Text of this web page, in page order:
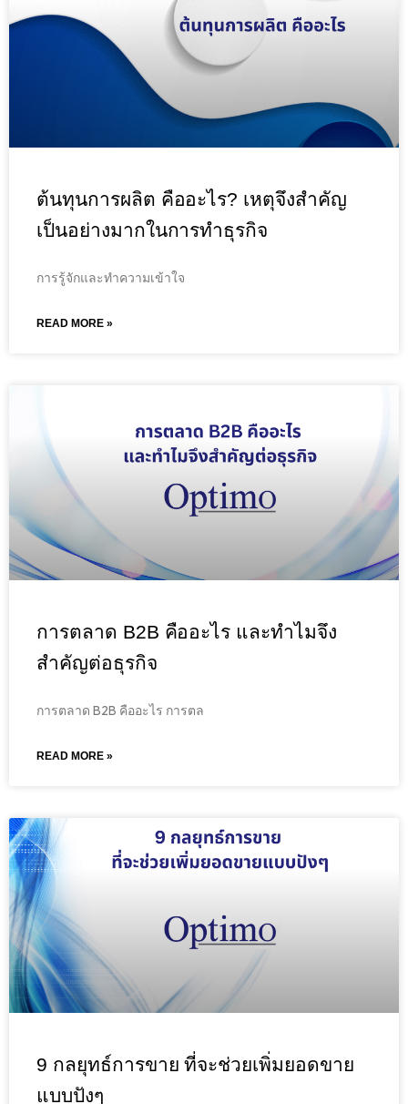
ต้นทุนการผลิต คืออะไร? เหตุจึงสำคัญ
เป็นอย่างมากในการทำธุรกิจ
การรู้จักและทำความเข้าใจ
READ MORE »
การตลาด B2B คืออะไร และทำไมจึง
สำคัญต่อธุรกิจ
การตลาด B2B คืออะไร การตล
READ MORE »
9 กลยุทธ์การขาย ที่จะช่วยเพิ่มยอดขาย
แบบปังๆ